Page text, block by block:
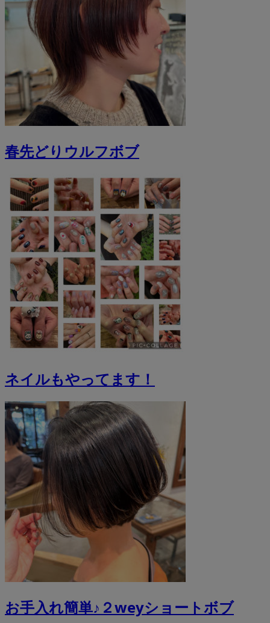
春先どりウルフボブ
ネイルもやってます！
お手入れ簡単♪２weyショートボブ